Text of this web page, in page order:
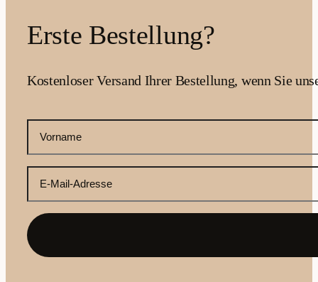
Erste Bestellung?
Kostenloser Versand Ihrer Bestellung, wenn Sie
Ihr
Vorname
Ihre
(erforderlich)